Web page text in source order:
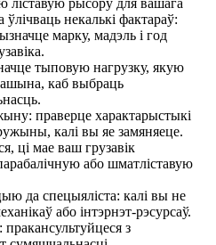
рысору для вашага
ўлічваць некалькі фактараў:
марку, мадэль і год
тыповую нагрузку, якую
каб выбраць
праверце характарыстыкі
калі вы яе замяняеце.
ці мае ваш грузавік
або шматліставую
да спецыяліста: калі вы не
або інтэрнэт-рэсурсаў.
з